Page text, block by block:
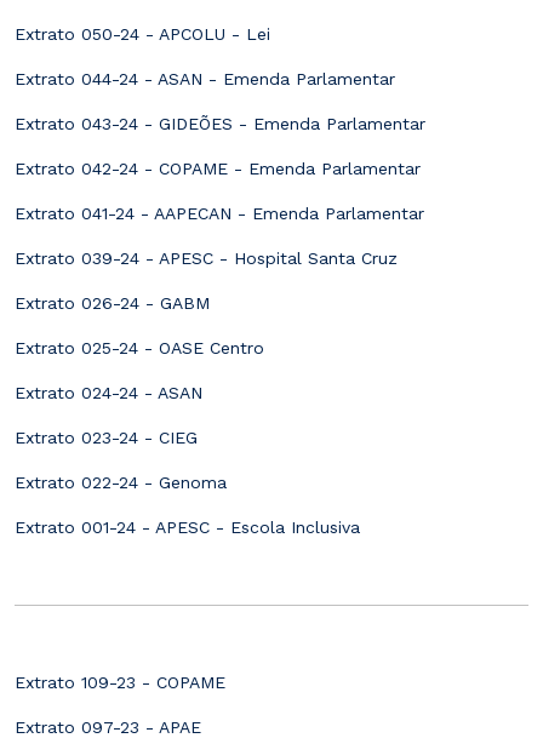
Extrato 050-24 - APCOLU - Lei
Extrato 044-24 - ASAN - Emenda Parlamentar
Extrato 043-24 - GIDEÕES - Emenda Parlamentar
Extrato 042-24 - COPAME - Emenda Parlamentar
Extrato 041-24 - AAPECAN - Emenda Parlamentar
Extrato 039-24 - APESC - Hospital Santa Cruz
Extrato 026-24 - GABM
Extrato 025-24 - OASE Centro
Extrato 024-24 - ASAN
Extrato 023-24 - CIEG
Extrato 022-24 - Genoma
Extrato 001-24 - APESC - Escola Inclusiva
Extrato 109-23 - COPAME
Extrato 097-23 - APAE